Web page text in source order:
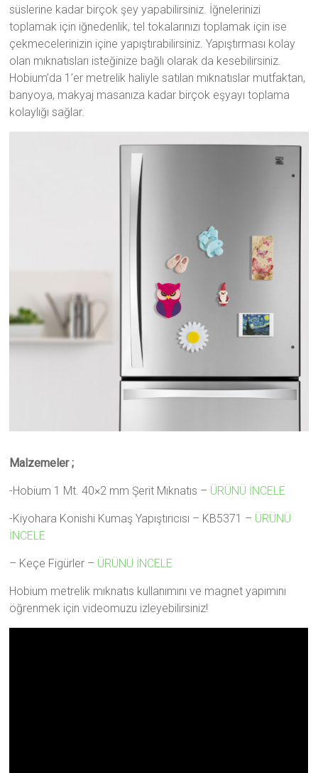
süslerine kadar birçok şey yapabilirsiniz. İğnelerinizi
toplamak için iğnedenlik, tel tokalarınızı toplamak için ise
çekmecelerinizin içine yapıştırabilirsiniz. Yapıştırması kolay
olan mıknatısları isteğinize bağlı olarak da kesebilirsiniz.
Hobium’da 1’er metrelik haliyle satılan mıknatıslar mutfaktan,
banyoya, makyaj masanıza kadar birçok eşyayı toplama
kolaylığı sağlar.
Malzemeler ;
-Hobium 1 Mt. 40×2 mm Şerit Mıknatıs – ÜRÜNÜ İNCELE
-Kiyohara Konishi Kumaş Yapıştırıcısı – KB5371 – ÜRÜNÜ
İNCELE
– Keçe Figürler – ÜRÜNÜ İNCELE
Hobium metrelik mıknatıs kullanımını ve magnet yapımını
öğrenmek için videomuzu izleyebilirsiniz!